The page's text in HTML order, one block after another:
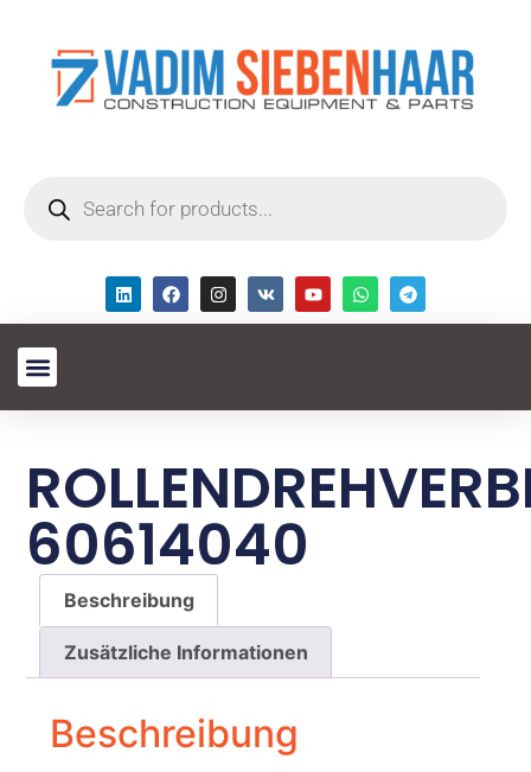
60614040
Beschreibung
Zusätzliche Informationen
Beschreibung